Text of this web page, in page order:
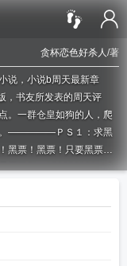
贪杯恋色好杀人/著
说，小说b周天最新章
，书友所发表的周天评
。一群仓皇如狗的人，爬
。—————ＰＳ１：求黑
黑票！黑票！只要黑票！
票王朝：152550002，有
天全本阅读，版权等方面
现《周天》小说最新章节
者一定要到书店购买正版
副局长